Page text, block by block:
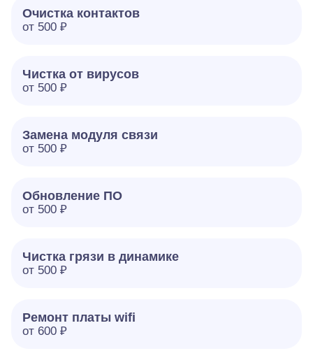
Очистка контактов
от 500 ₽
Чистка от вирусов
от 500 ₽
Замена модуля связи
от 500 ₽
Обновление ПО
от 500 ₽
Чистка грязи в динамике
от 500 ₽
Ремонт платы wifi
от 600 ₽